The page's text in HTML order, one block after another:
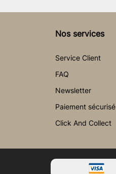
Nos services
Service Client
FAQ
Newsletter
Paiement sécurisé
Click And Collect